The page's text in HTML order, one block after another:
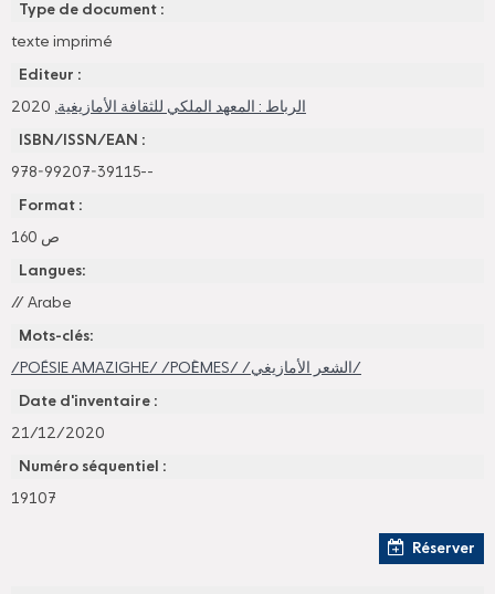
Type de document :
texte imprimé
Editeur :
الرباط : المعهد الملكي للثقافة الأمازيغية, 2020
ISBN/ISSN/EAN :
978-99207-39115--
Format :
160 ص
Langues:
// Arabe
Mots-clés:
/POÉSIE AMAZIGHE/ /POÈMES/ /الشعر الأمازيغي/
Date d'inventaire :
21/12/2020
Numéro séquentiel :
19107
Réserver